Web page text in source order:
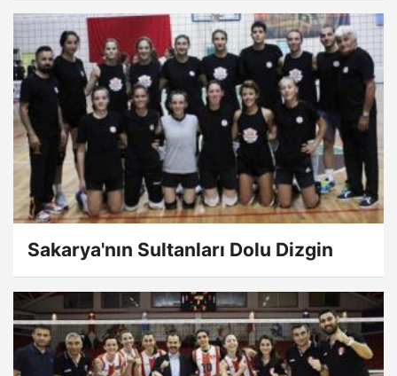
Sakarya'nın Sultanları Dolu Dizgin